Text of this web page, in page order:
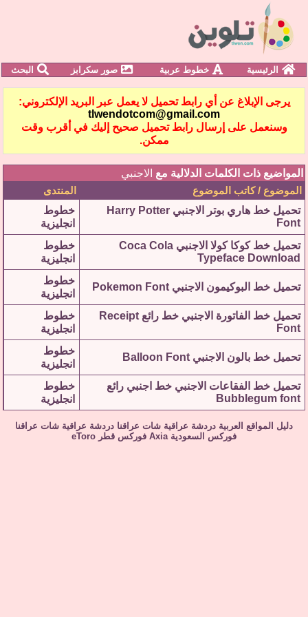
الرئيسية خطوط عربية صور سكرابز البحث
يرجى الإبلاغ عن أي رابط تحميل لا يعمل عبر البريد الإلكتروني:
tlwendotcom@gmail.com
وسنعمل على إرسال رابط تحميل صحيح إليك في أقرب وقت
ممكن.
المواضيع ذات الكلمات الدلالية مع الاجنبي
الموضوع / كاتب الموضوع المنتدى
تحميل خط هاري بوتر الاجنبي Harry Potter
Font
خطوط
انجليزية
تحميل خط كوكا كولا الاجنبي Coca Cola
Typeface Download
خطوط
انجليزية
تحميل خط البوكيمون الاجنبي Pokemon Font
خطوط
انجليزية
تحميل خط الفاتورة الاجنبي خط رائع Receipt
Font
خطوط
انجليزية
تحميل خط بالون الاجنبي Balloon Font
خطوط
انجليزية
تحميل خط الفقاعات الاجنبي خط اجنبي رائع
Bubblegum font
خطوط
انجليزية
دليل المواقع العربية دردشة عراقية شات عراقنا دردشة عراقية شات عراقنا
فوركس السعودية Axia فوركس قطر eToro